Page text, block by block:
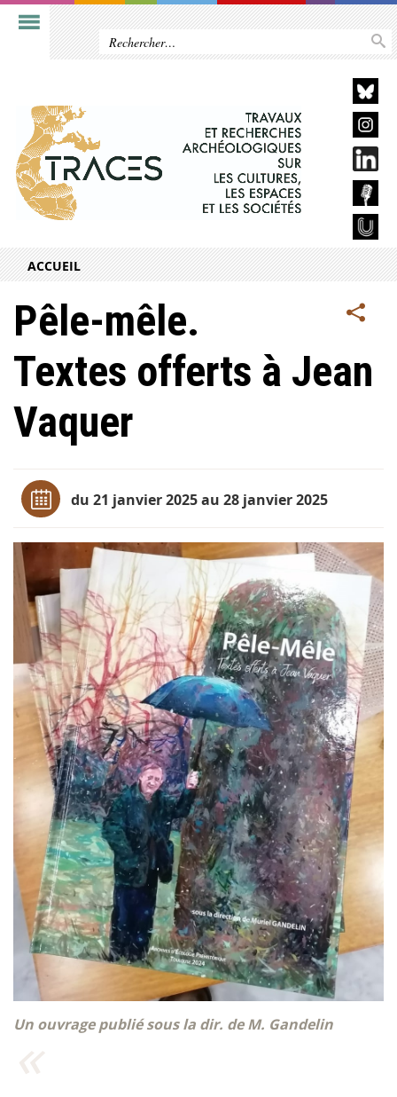
ACCUEIL
Pêle-mêle.
Textes offerts à Jean
Vaquer
du 21 janvier 2025 au 28 janvier 2025
Un ouvrage publié sous la dir. de M. Gandelin